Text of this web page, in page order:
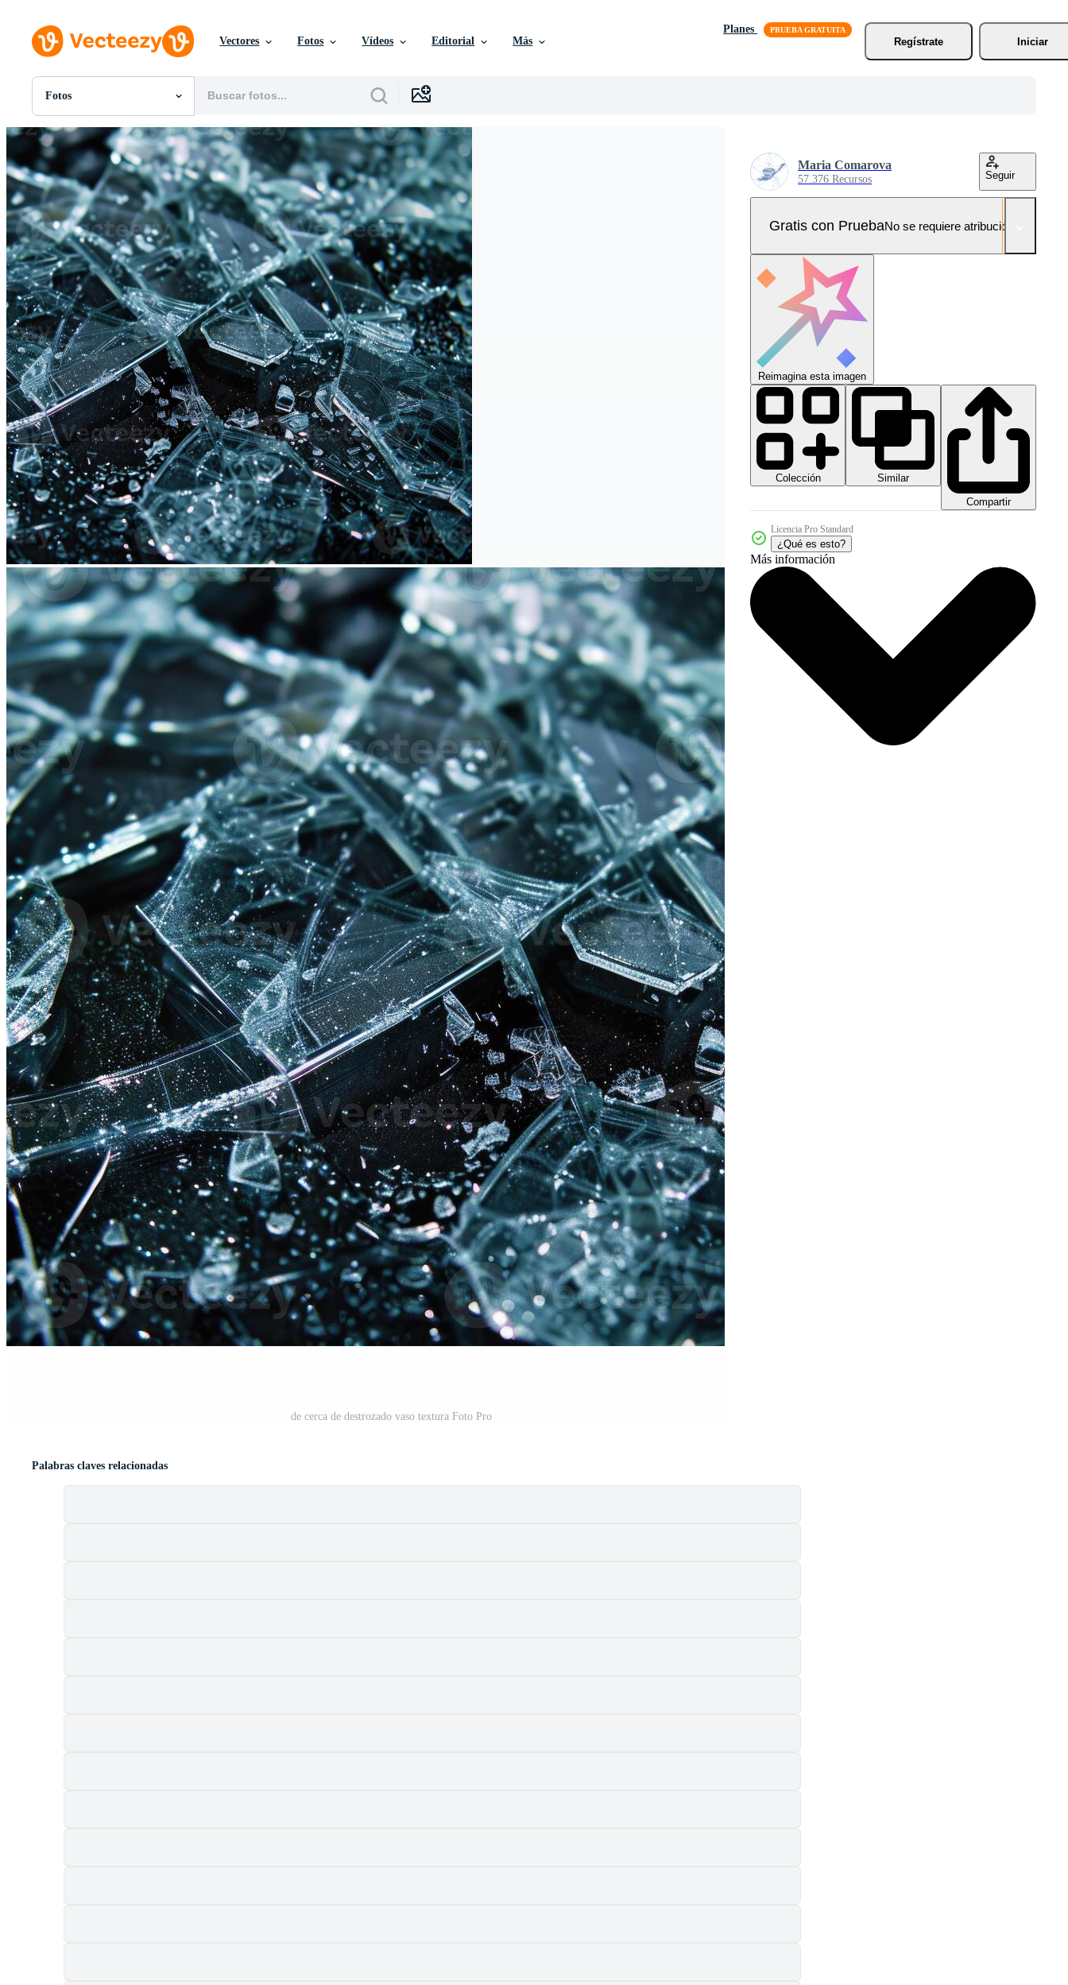
Vectores Fotos Vídeos Editorial Más
Planes
Regístrate
Iniciar
Fotos
Todas Imágenes
Fotos
PNGs
PSDs
SVGs
Plantillas
Vectores
Videos
Gráficos en Movimiento
Imágenes Editoriales
Eventos Editoriales
de cerca de destrozado vaso textura Foto Pro
Maria Comarova
57.376 Recursos Seguir
Gratis con PruebaNo se requiere atribución!
Reimagina esta imagen
Colección
Similar
Compartir
Licencia Pro Standard
¿Qué es esto?
Más información
Palabras claves relacionadas